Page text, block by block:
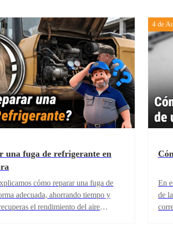
una fuga de refrigerante en
cómo reparar una fuga de
adecuada, ahorrando tiempo y
el rendimiento del aire
4 de
En
de